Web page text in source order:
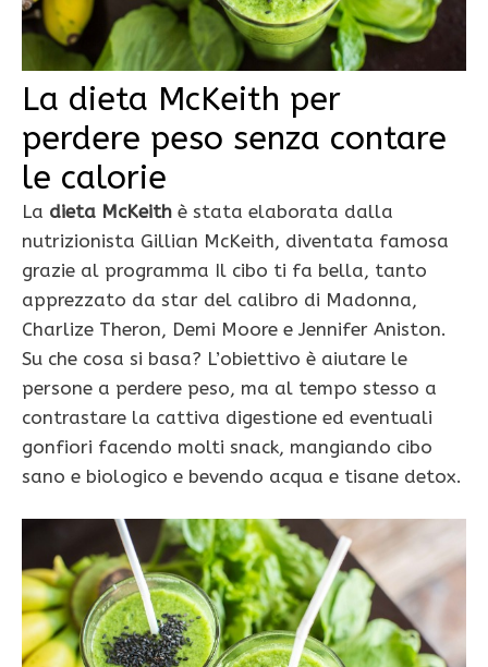
La dieta McKeith per
perdere peso senza contare
le calorie
La dieta McKeith è stata elaborata dalla
nutrizionista Gillian McKeith, diventata famosa
grazie al programma Il cibo ti fa bella, tanto
apprezzato da star del calibro di Madonna,
Charlize Theron, Demi Moore e Jennifer Aniston.
Su che cosa si basa? L’obiettivo è aiutare le
persone a perdere peso, ma al tempo stesso a
contrastare la cattiva digestione ed eventuali
gonfiori facendo molti snack, mangiando cibo
sano e biologico e bevendo acqua e tisane detox.